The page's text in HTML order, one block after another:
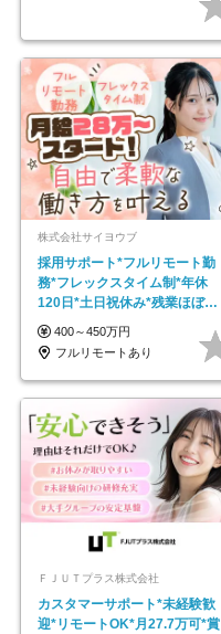
株式会社サイヨウブ
採用サポート*フルリモート勤
務*フレックスタイム制*年休
120日*土日祝休み*残業ほぼな
し*育児中社員8割以上
400～450万円
フルリモートあり
ＦＪＵＴプラス株式会社
カスタマーサポート*未経験歓
迎*リモートOK*月27.7万可*賞